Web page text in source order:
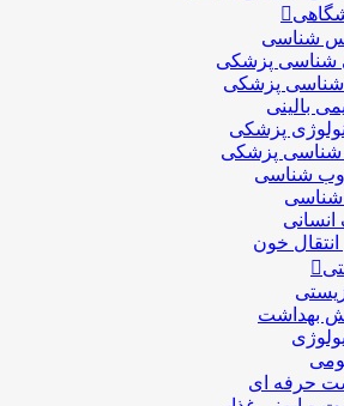
شناسی
شناسی پزشكی
شناسی پزشکی
بالینی
پزشکی
شناسی پزشکی
شناسی
انسانی
خون
زیستی
بهداشت
حرفه ای